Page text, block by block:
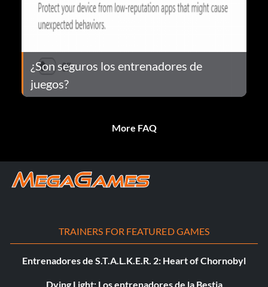
¿Son seguros los entrenadores de
juegos?
More FAQ
TRAINERS FOR FEATURED GAMES
Entrenadores de S.T.A.L.K.E.R. 2: Heart of Chornobyl
Dying Light: Los entrenadores de la Bestia